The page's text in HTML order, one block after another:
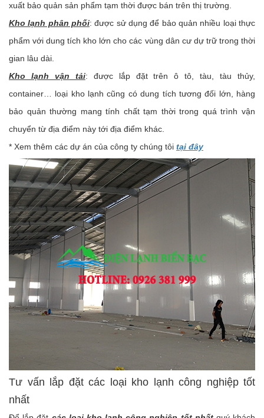
xuất bảo quản sản phẩm tạm thời được bán trên thị trường.
Kho lạnh phân phối: được sử dụng để bảo quản nhiều loại thực
phẩm với dung tích kho lớn cho các vùng dân cư dự trữ trong thời
gian lâu dài.
Kho lạnh vận tải: được lắp đặt trên ô tô, tàu, tàu thủy,
container… loại kho lạnh cũng có dung tích tương đối lớn, hàng
bảo quản thường mang tính chất tạm thời trong quá trình vận
chuyển từ địa điểm này tới địa điểm khác.
* Xem thêm các dự án của công ty chúng tôi tại đây
Tư vấn lắp đặt các loại kho lạnh công nghiệp tốt
nhất